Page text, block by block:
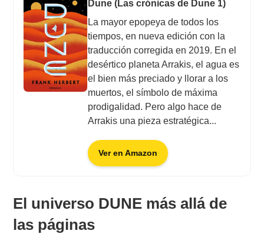
Dune (Las crónicas de Dune 1)
La mayor epopeya de todos los
tiempos, en nueva edición con la
traducción corregida en 2019. En el
desértico planeta Arrakis, el agua es
el bien más preciado y llorar a los
muertos, el símbolo de máxima
prodigalidad. Pero algo hace de
Arrakis una pieza estratégica...
Ver en Amazon
El universo DUNE más allá de
las páginas